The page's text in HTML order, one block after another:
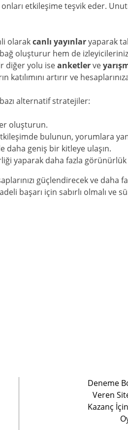
etkileşime teşvik eder.
olarakcanlı yayınlaryaparak
oluşturur hem de
diğer yolu iseanketlerve
artırır ve
alternatif stratejiler:
oluşturun.
bulunun, yorumlara
daha geniş bir kitleye ulaşın.
yaparak daha fazla görünürlük
güçlendirecek ve daha
başarı için sabırlı olmalı ve
Deneme
Veren
Kazanç